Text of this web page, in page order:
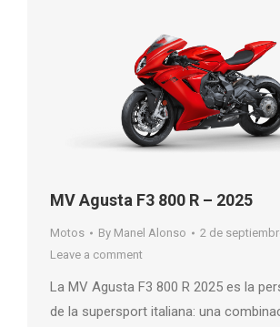
MV Agusta F3 800 R – 2025
Motos By Manel Alonso
2 de
Leave a comment
La MV Agusta F3 800 R 2025 es la
de la supersport italiana: una